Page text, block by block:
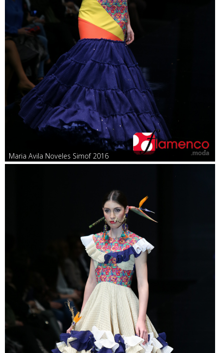
Maria Avila Noveles Simof 2016